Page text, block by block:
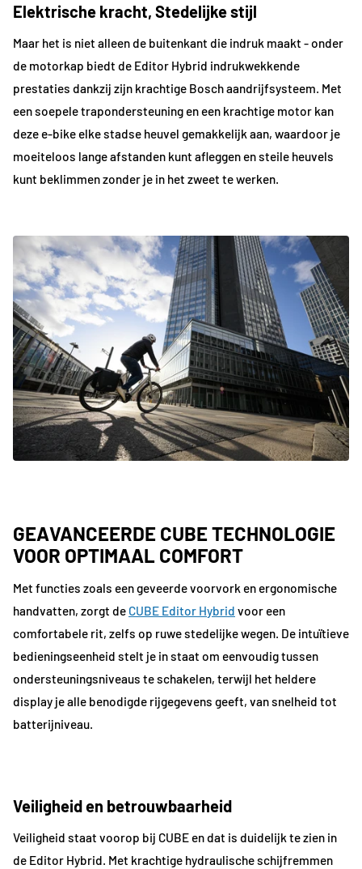
Elektrische kracht, Stedelijke stijl
Maar het is niet alleen de buitenkant die indruk maakt - onder
de motorkap biedt de Editor Hybrid indrukwekkende
prestaties dankzij zijn krachtige Bosch aandrijfsysteem. Met
een soepele trapondersteuning en een krachtige motor kan
deze e-bike elke stadse heuvel gemakkelijk aan, waardoor je
moeiteloos lange afstanden kunt afleggen en steile heuvels
kunt beklimmen zonder je in het zweet te werken.
GEAVANCEERDE CUBE TECHNOLOGIE
VOOR OPTIMAAL COMFORT
Met functies zoals een geveerde voorvork en ergonomische
handvatten, zorgt de CUBE Editor Hybrid voor een
comfortabele rit, zelfs op ruwe stedelijke wegen. De intuïtieve
bedieningseenheid stelt je in staat om eenvoudig tussen
ondersteuningsniveaus te schakelen, terwijl het heldere
display je alle benodigde rijgegevens geeft, van snelheid tot
batterijniveau.
Veiligheid en betrouwbaarheid
Veiligheid staat voorop bij CUBE en dat is duidelijk te zien in
de Editor Hybrid. Met krachtige hydraulische schijfremmen